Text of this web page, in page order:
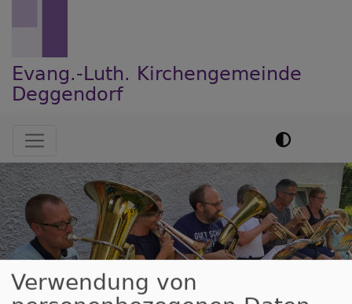
Evang.-Luth. Kirchengemeinde
Deggendorf
Hauptnavigation
Verwendung von